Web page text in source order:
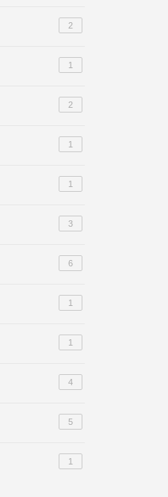
2
1
2
1
1
3
6
1
1
4
5
1